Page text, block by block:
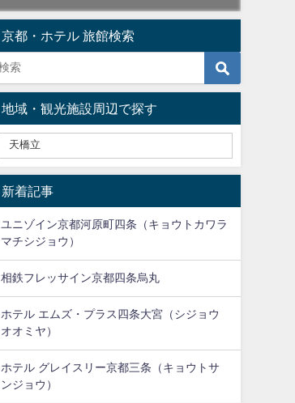
京都・ホテル 旅館検索
地域・観光施設周辺で探す
新着記事
ユニゾイン京都河原町四条（キョウトカワラ
マチシジョウ）
相鉄フレッサイン京都四条烏丸
ホテル エムズ・プラス四条大宮（シジョウ
オオミヤ）
ホテル グレイスリー京都三条（キョウトサ
ンジョウ）